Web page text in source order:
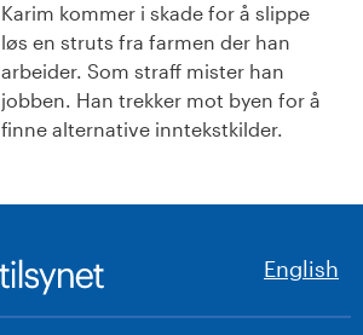
Karim kommer i skade for å slippe
løs en struts fra farmen der han
arbeider. Som straff mister han
jobben. Han trekker mot byen for å
finne alternative inntekstkilder.
English